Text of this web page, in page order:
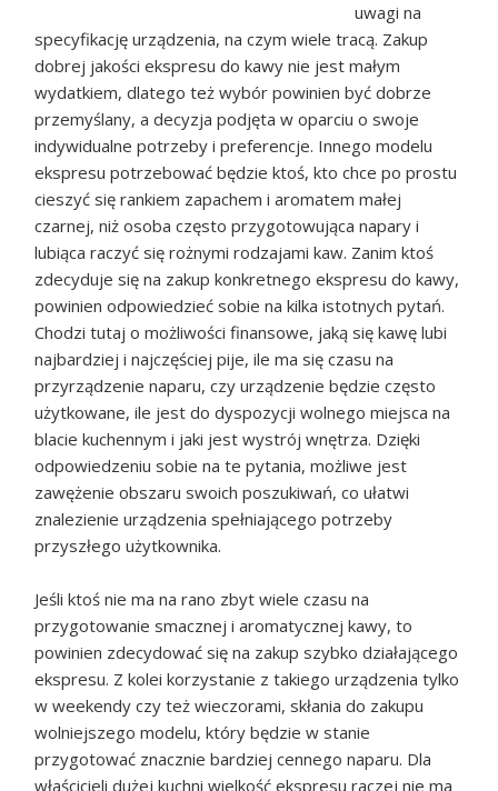
uwagi na
specyfikację urządzenia, na czym wiele tracą. Zakup
dobrej jakości ekspresu do kawy nie jest małym
wydatkiem, dlatego też wybór powinien być dobrze
przemyślany, a decyzja podjęta w oparciu o swoje
indywidualne potrzeby i preferencje. Innego modelu
ekspresu potrzebować będzie ktoś, kto chce po prostu
cieszyć się rankiem zapachem i aromatem małej
czarnej, niż osoba często przygotowująca napary i
lubiąca raczyć się rożnymi rodzajami kaw. Zanim ktoś
zdecyduje się na zakup konkretnego ekspresu do kawy,
powinien odpowiedzieć sobie na kilka istotnych pytań.
Chodzi tutaj o możliwości finansowe, jaką się kawę lubi
najbardziej i najczęściej pije, ile ma się czasu na
przyrządzenie naparu, czy urządzenie będzie często
użytkowane, ile jest do dyspozycji wolnego miejsca na
blacie kuchennym i jaki jest wystrój wnętrza. Dzięki
odpowiedzeniu sobie na te pytania, możliwe jest
zawężenie obszaru swoich poszukiwań, co ułatwi
znalezienie urządzenia spełniającego potrzeby
przyszłego użytkownika.
Jeśli ktoś nie ma na rano zbyt wiele czasu na
przygotowanie smacznej i aromatycznej kawy, to
powinien zdecydować się na zakup szybko działającego
ekspresu. Z kolei korzystanie z takiego urządzenia tylko
w weekendy czy też wieczorami, skłania do zakupu
wolniejszego modelu, który będzie w stanie
przygotować znacznie bardziej cennego naparu. Dla
właścicieli dużej kuchni wielkość ekspresu raczej nie ma